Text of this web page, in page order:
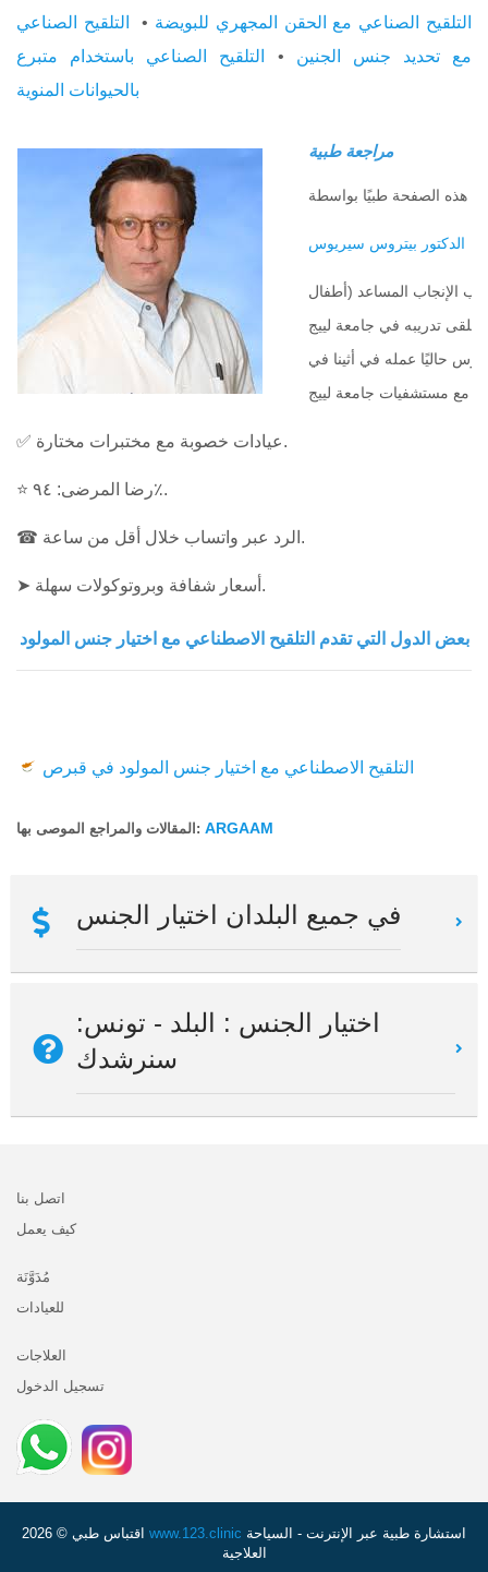
التلقيح الصناعي مع الحقن المجهري للبويضة •
التلقيح الصناعي
مع تحديد جنس الجنين •
التلقيح الصناعي باستخدام متبرع
بالحيوانات المنوية
مراجعة طبية
الدكتور بيتروس سيريوس
الإنجاب المساعد (أطفال
تلقى تدريبه في جامعة لييج
سريرية تزيد عن 15 عامًا. يمارس حاليًا عمله في أثينا في
مع مستشفيات جامعة لييج
✅ عيادات خصوبة مع مختبرات مختارة.
⭐ رضا المرضى: ٩٤٪.
☎ الرد عبر واتساب خلال أقل من ساعة.
➤ أسعار شفافة وبروتوكولات سهلة.
بعض الدول التي تقدم التلقيح الاصطناعي مع اختيار جنس المولود
التلقيح الاصطناعي مع اختيار جنس المولود في قبرص
المقالات والمراجع الموصى بها: ARGAAM
في جميع البلدان اختيار الجنس
اختيار الجنس : البلد - تونس:
سنرشدك
اتصل بنا
كيف يعمل
مُدَوَّنَة
للعيادات
العلاجات
تسجيل الدخول
www.123.clinic
العلاجية